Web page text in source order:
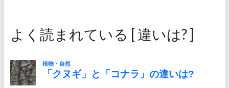
よく読まれている [ 違いは? ]